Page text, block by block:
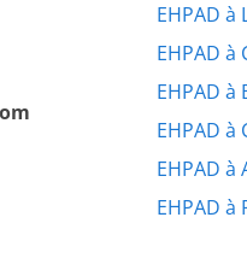
EHPAD
EHPAD
EHPAD à
EHPAD à
EHPAD à
EHPAD à